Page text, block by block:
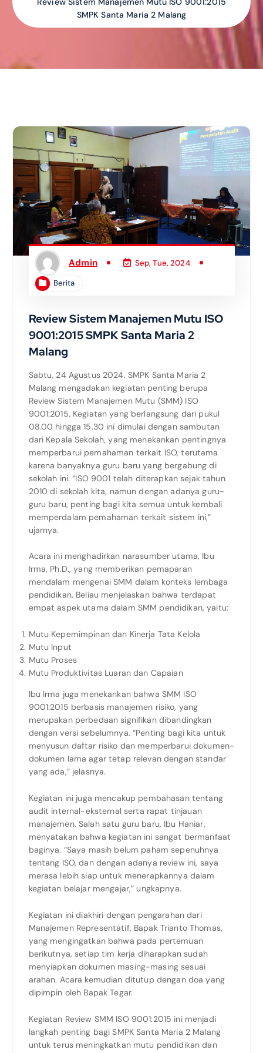
SMPK Santa Maria 2 Malang
Admin Sep, Tue, 2024
Berita
Review Sistem Manajemen Mutu ISO
9001:2015 SMPK Santa Maria 2
Malang
Sabtu, 24 Agustus 2024. SMPK Santa Maria 2
Malang mengadakan kegiatan penting berupa
Review Sistem Manajemen Mutu (SMM) ISO
9001:2015. Kegiatan yang berlangsung dari pukul
08.00 hingga 15.30 ini dimulai dengan sambutan
dari Kepala Sekolah, yang menekankan pentingnya
memperbarui pemahaman terkait ISO, terutama
karena banyaknya guru baru yang bergabung di
sekolah ini. “ISO 9001 telah diterapkan sejak tahun
2010 di sekolah kita, namun dengan adanya guru-
guru baru, penting bagi kita semua untuk kembali
memperdalam pemahaman terkait sistem ini,”
ujarnya.
Acara ini menghadirkan narasumber utama, Ibu
Irma, Ph.D., yang memberikan pemaparan
mendalam mengenai SMM dalam konteks lembaga
pendidikan. Beliau menjelaskan bahwa terdapat
empat aspek utama dalam SMM pendidikan, yaitu:
Mutu Kepemimpinan dan Kinerja Tata Kelola
Mutu Input
Mutu Proses
Mutu Produktivitas Luaran dan Capaian
Ibu Irma juga menekankan bahwa SMM ISO
9001:2015 berbasis manajemen risiko, yang
merupakan perbedaan signifikan dibandingkan
dengan versi sebelumnya. “Penting bagi kita untuk
menyusun daftar risiko dan memperbarui dokumen-
dokumen lama agar tetap relevan dengan standar
yang ada,” jelasnya.
Kegiatan ini juga mencakup pembahasan tentang
audit internal-eksternal serta rapat tinjauan
manajemen. Salah satu guru baru, Ibu Haniar,
menyatakan bahwa kegiatan ini sangat bermanfaat
baginya. “Saya masih belum paham sepenuhnya
tentang ISO, dan dengan adanya review ini, saya
merasa lebih siap untuk menerapkannya dalam
kegiatan belajar mengajar,” ungkapnya.
Kegiatan ini diakhiri dengan pengarahan dari
Manajemen Representatif, Bapak Trianto Thomas,
yang mengingatkan bahwa pada pertemuan
berikutnya, setiap tim kerja diharapkan sudah
menyiapkan dokumen masing-masing sesuai
arahan. Acara kemudian ditutup dengan doa yang
dipimpin oleh Bapak Tegar.
Kegiatan Review SMM ISO 9001:2015 ini menjadi
langkah penting bagi SMPK Santa Maria 2 Malang
untuk terus meningkatkan mutu pendidikan dan